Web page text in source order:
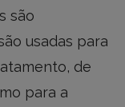
são
usadas para
de
para a